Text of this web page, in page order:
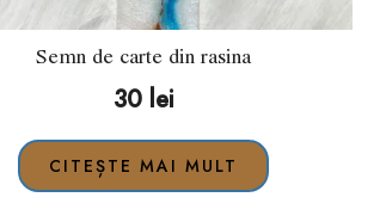
Semn de carte din rasina
30 lei
CITEȘTE MAI MULT